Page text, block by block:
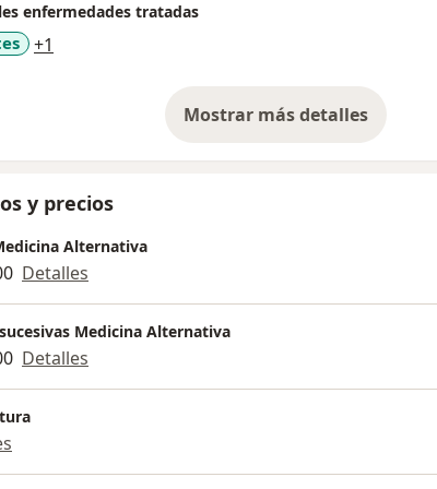
enfermedades tratadas
+1
Mostrar más detalles
sobre la experiencia
y precios
Alternativa
Detalles
Medicina Alternativa
Detalles